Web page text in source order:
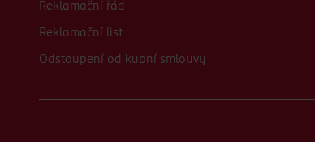
Reklamační řád
Reklamační list
Odstoupení od kupní smlouvy